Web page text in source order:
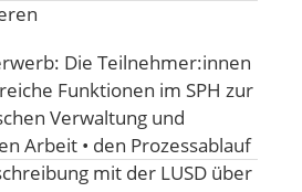
Die Teilnehmer:innen
Funktionen im SPH zur
Verwaltung und
Arbeit • den Prozessablauf
mit der LUSD über